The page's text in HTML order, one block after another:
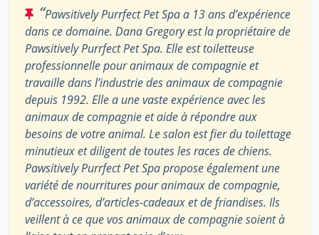
“Pawsitively Purrfect Pet Spa a 13 ans d’expérience
dans ce domaine. Dana Gregory est la propriétaire de
Pawsitively Purrfect Pet Spa. Elle est toiletteuse
professionnelle pour animaux de compagnie et
travaille dans l’industrie des animaux de compagnie
depuis 1992. Elle a une vaste expérience avec les
animaux de compagnie et aide à répondre aux
besoins de votre animal. Le salon est fier du toilettage
minutieux et diligent de toutes les races de chiens.
Pawsitively Purrfect Pet Spa propose également une
variété de nourritures pour animaux de compagnie,
d’accessoires, d’articles-cadeaux et de friandises. Ils
veillent à ce que vos animaux de compagnie soient à